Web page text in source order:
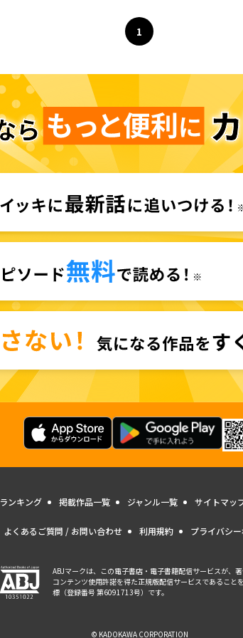
ページ
1
へ
ランキング 掲載作品一覧 ジャンル一覧 サイトマッ
よくあるご質問 / お問い合わせ 利用規約 プライバシ
ABJマークは、この電子書店・電子書籍配信サービスが、
コンテンツ使用許諾を得た正規版配信サービスであること
標（登録番号 第6091713号）です。
© KADOKAWA CORPORATION